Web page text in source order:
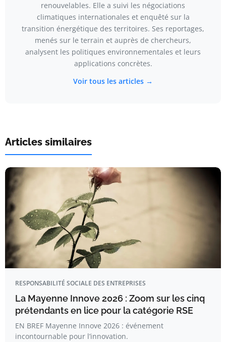
renouvelables. Elle a suivi les négociations
climatiques internationales et enquêté sur la
transition énergétique des territoires. Ses reportages,
menés sur le terrain et auprès de chercheurs,
analysent les politiques environnementales et leurs
applications concrètes.
Voir tous les articles →
Articles similaires
RESPONSABILITÉ SOCIALE DES ENTREPRISES
La Mayenne Innove 2026 : Zoom sur les cinq
prétendants en lice pour la catégorie RSE
EN BREF Mayenne Innove 2026 : événement
incontournable pour l’innovation.